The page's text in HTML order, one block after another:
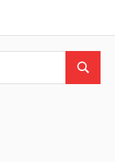
Suchen